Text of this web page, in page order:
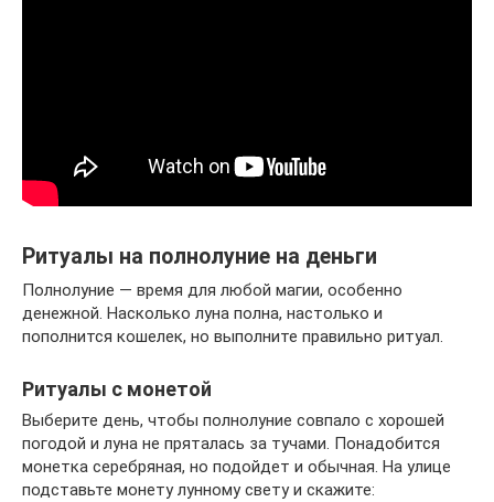
Ритуалы на полнолуние на деньги
Полнолуние — время для любой магии, особенно
денежной. Насколько луна полна, настолько и
пополнится кошелек, но выполните правильно ритуал.
Ритуалы с монетой
Выберите день, чтобы полнолуние совпало с хорошей
погодой и луна не пряталась за тучами. Понадобится
монетка серебряная, но подойдет и обычная. На улице
подставьте монету лунному свету и скажите: